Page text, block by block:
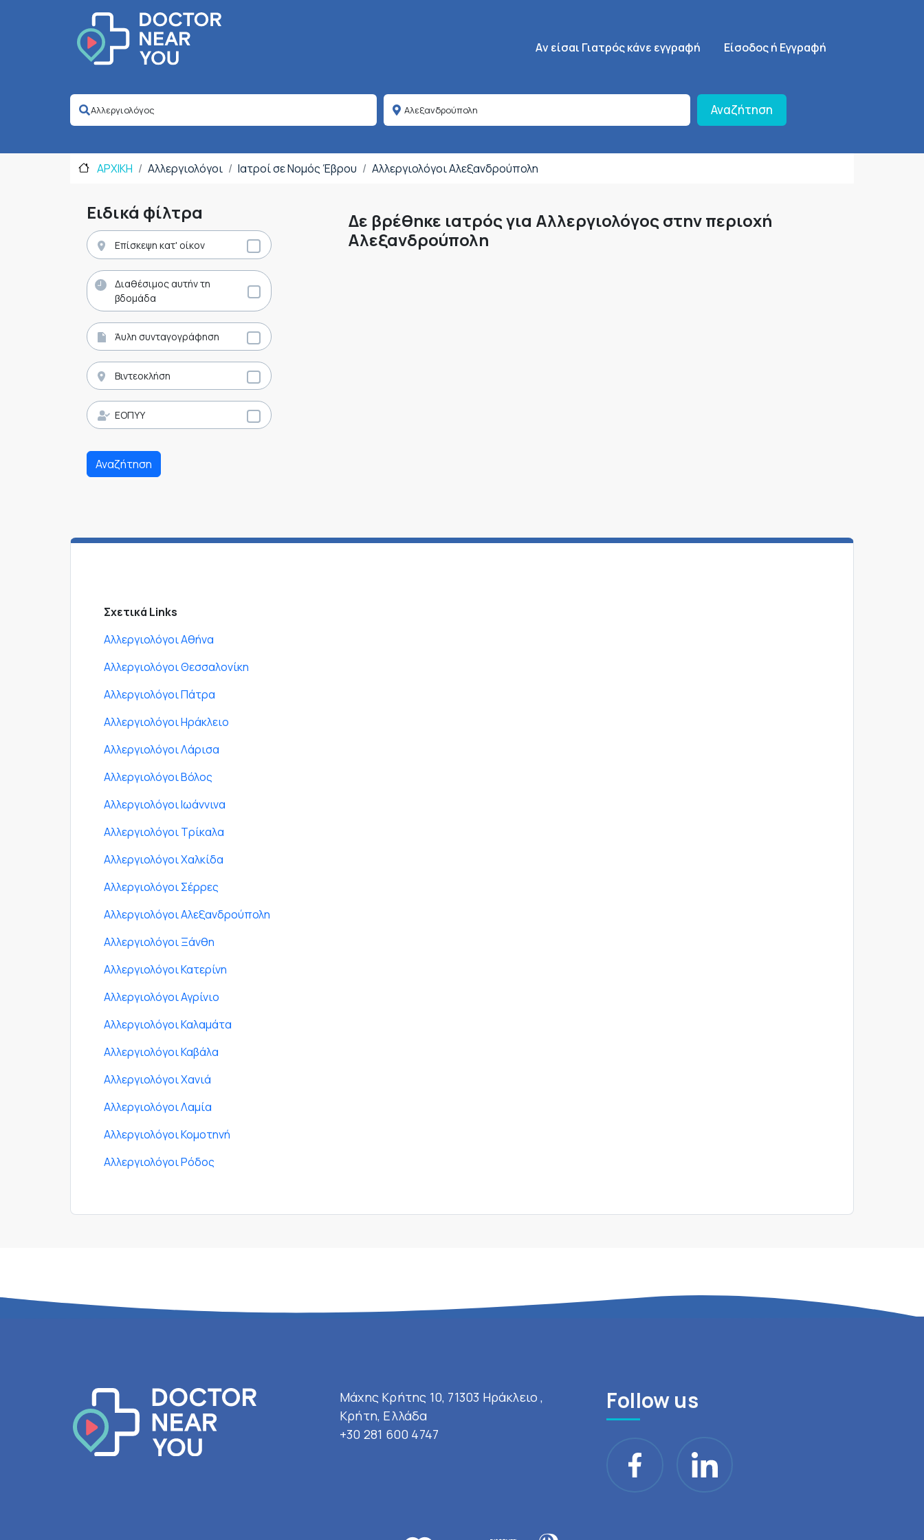
Κεντρική πλοήγηση
Aν είσαι Γιατρός κάνε εγγραφή SignUp Menu
Είσοδος ή Εγγραφή
Αναζήτηση
ΑΡΧΙΚΗ Αλλεργιολόγοι Ιατροί σε Νομός Έβρου Αλλεργιολόγοι Αλεξανδρούπολη
Ειδικά φίλτρα
Επίσκεψη κατ' οίκον
Διαθέσιμος αυτήν τη
βδομάδα
Άυλη συνταγογράφηση
Βιντεοκλήση
ΕΟΠΥΥ
Αναζήτηση
Δε βρέθηκε ιατρός για Αλλεργιολόγος στην περιοχή
Αλεξανδρούπολη
Σχετικά Links
Αλλεργιολόγοι Αθήνα
Αλλεργιολόγοι Θεσσαλονίκη
Αλλεργιολόγοι Πάτρα
Αλλεργιολόγοι Ηράκλειο
Αλλεργιολόγοι Λάρισα
Αλλεργιολόγοι Βόλος
Αλλεργιολόγοι Ιωάννινα
Αλλεργιολόγοι Τρίκαλα
Αλλεργιολόγοι Χαλκίδα
Αλλεργιολόγοι Σέρρες
Αλλεργιολόγοι Αλεξανδρούπολη
Αλλεργιολόγοι Ξάνθη
Αλλεργιολόγοι Κατερίνη
Αλλεργιολόγοι Αγρίνιο
Αλλεργιολόγοι Καλαμάτα
Αλλεργιολόγοι Καβάλα
Αλλεργιολόγοι Χανιά
Αλλεργιολόγοι Λαμία
Αλλεργιολόγοι Κομοτηνή
Αλλεργιολόγοι Ρόδος
Μάχης Κρήτης 10, 71303 Ηράκλειο ,
Κρήτη, Ελλάδα
+30 281 600 4747
Follow us